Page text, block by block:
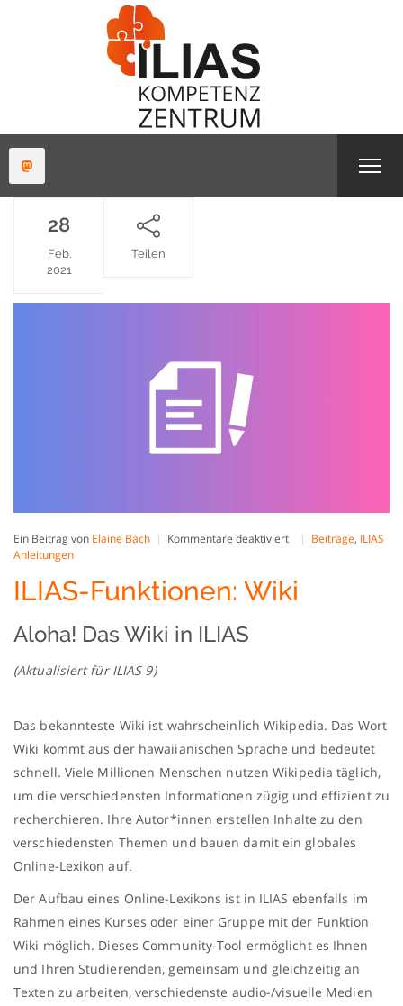
28
Feb.
2021
Teilen
Ein Beitrag von Elaine Bach Kommentare deaktiviertfür
Wiki
Beiträge, ILIAS
Anleitungen
ILIAS-Funktionen: Wiki
Aloha! Das Wiki in ILIAS
(Aktualisiert für ILIAS 9)
Das bekannteste Wiki ist wahrscheinlich Wikipedia. Das Wort
Wiki kommt aus der hawaiianischen Sprache und bedeutet
schnell. Viele Millionen Menschen nutzen Wikipedia täglich,
um die verschiedensten Informationen zügig und effizient zu
recherchieren. Ihre Autor*innen erstellen Inhalte zu den
verschiedensten Themen und bauen damit ein globales
Online-Lexikon auf.
Der Aufbau eines Online-Lexikons ist in ILIAS ebenfalls im
Rahmen eines Kurses oder einer Gruppe mit der Funktion
Wiki möglich. Dieses Community-Tool ermöglicht es Ihnen
und Ihren Studierenden, gemeinsam und gleichzeitig an
Texten zu arbeiten, verschiedenste audio-/visuelle Medien